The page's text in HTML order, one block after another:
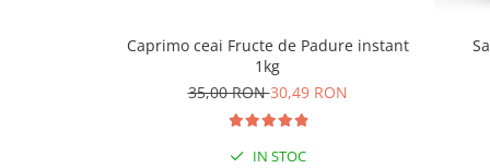
Caprimo ceai Fructe de Padure instant
1kg
35,00 RON30,49 RON
IN STOC